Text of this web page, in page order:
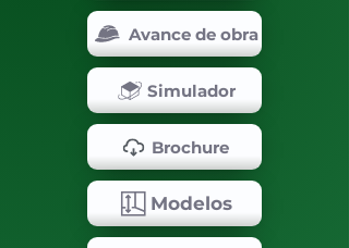
Avance de obra
Simulador
Brochure
Modelos